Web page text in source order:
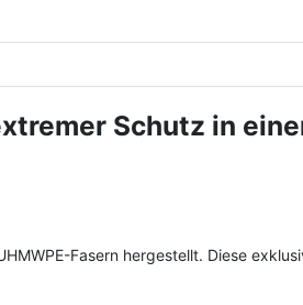
Schutz in
Fasern hergestellt. Diese